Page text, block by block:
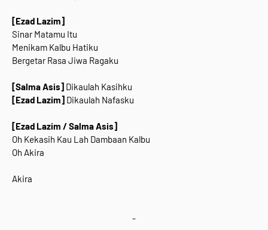
[Ezad Lazim]
Sinar Matamu Itu
Menikam Kalbu Hatiku
Bergetar Rasa Jiwa Ragaku
[Salma Asis] Dikaulah Kasihku
[Ezad Lazim] Dikaulah Nafasku
[Ezad Lazim / Salma Asis]
Oh Kekasih Kau Lah Dambaan Kalbu
Oh Akira
Akira
-